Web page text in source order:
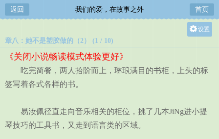
返回 我们的爱，在故事之外 首页
设置
中
章八：她不是塑胶做的（2） (1 / 10)
《关闭小说畅读模式体验更好》
吃完简餐，两人拾阶而上，琳琅满目的书柜，上头的标
签写着各式各样的书。
易汝佩径直走向音乐相关的柜位，挑了几本JiNg进小提
琴技巧的工具书，又走到语言类的区域。